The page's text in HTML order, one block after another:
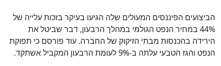
הביצועים הפיננסים המעולים שלה הגיעו בעיקר בזכות עלייה של
44% במחיר הנפט הגולמי במהלך הרבעון, דבר שביטל את
הירידה בהכנסות מבתי הזיקוק של החברה. עוד פורסם כי תפוקת
הנפט והגז הטבעי עלתה ב-9% לעומת הרבעון המקביל אשתקד.